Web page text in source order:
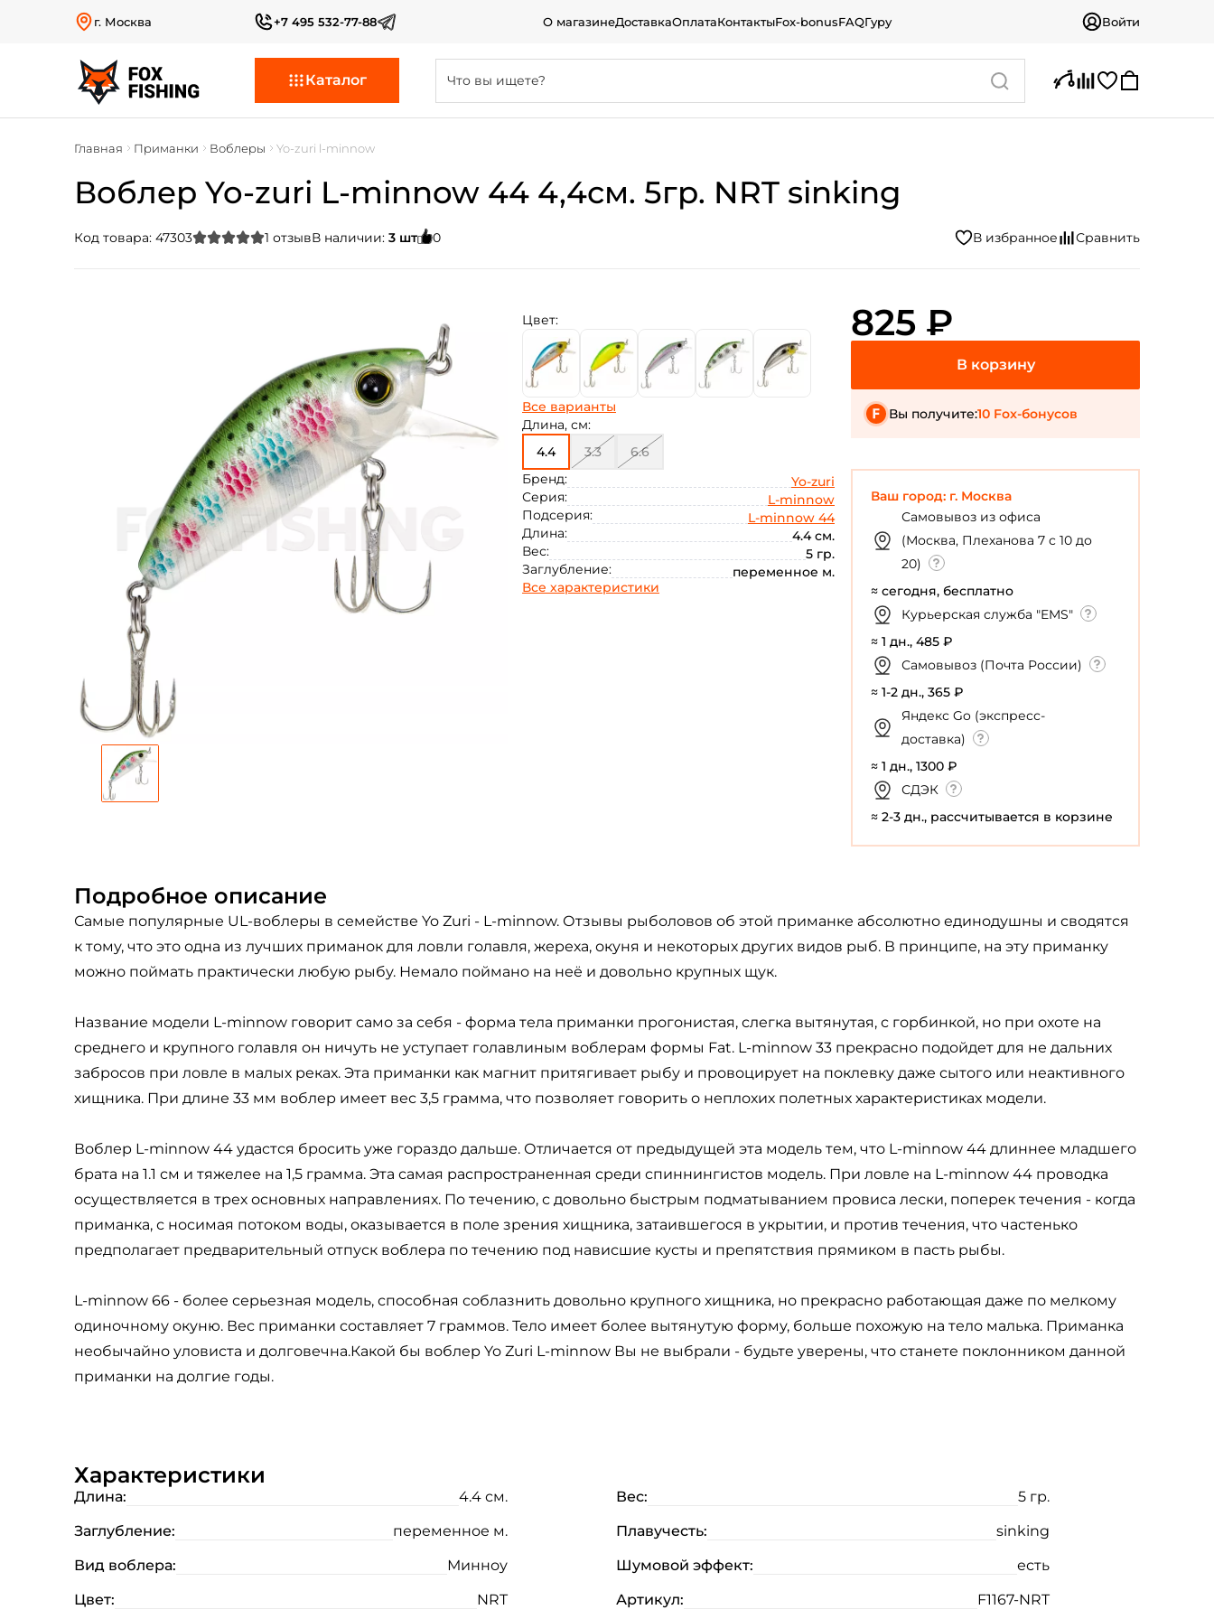
г. Москва +7 495 532-77-88 О магазинеДоставкаОплатаКонтактыFox-bonusFAQГуру Войти
Каталог
Главная Приманки Воблеры Yo-zuri l-minnow
Воблер Yo-zuri L-minnow 44 4,4см. 5гр. NRT sinking
Код товара: 47303 1 отзывВ наличии: 3 шт 0
Цвет:
Все варианты
Длина, см:
4.4
3.3
6.6
Бренд:
Yo-zuri
Серия:
L-minnow
Подсерия:
L-minnow 44
Длина:
4.4 см.
Вес:
5 гр.
Заглубление:
переменное м.
Все характеристики
825 ₽
Вы получите:10 Fox-бонусов
Ваш город: г. Москва
Самовывоз из офиса
(Москва, Плеханова 7 с 10 до
20)
≈ сегодня, бесплатно
Курьерская служба "EMS"
≈ 1 дн., 485 ₽
Самовывоз (Почта России)
≈ 1-2 дн., 365 ₽
Яндекс Go (экспресс-
доставка)
≈ 1 дн., 1300 ₽
СДЭК
≈ 2-3 дн., рассчитывается в корзине
Подробное описание
Самые популярные UL-воблеры в семействе Yo Zuri - L-minnow. Отзывы рыболовов об этой приманке абсолютно единодушны и сводятся
к тому, что это одна из лучших приманок для ловли голавля, жереха, окуня и некоторых других видов рыб. В принципе, на эту приманку
можно поймать практически любую рыбу. Немало поймано на неё и довольно крупных щук.
Название модели L-minnow говорит само за себя - форма тела приманки прогонистая, слегка вытянутая, с горбинкой, но при охоте на
среднего и крупного голавля он ничуть не уступает голавлиным воблерам формы Fat. L-minnow 33 прекрасно подойдет для не дальних
забросов при ловле в малых реках. Эта приманки как магнит притягивает рыбу и провоцирует на поклевку даже сытого или неактивного
хищника. При длине 33 мм воблер имеет вес 3,5 грамма, что позволяет говорить о неплохих полетных характеристиках модели.
Воблер L-minnow 44 удастся бросить уже гораздо дальше. Отличается от предыдущей эта модель тем, что L-minnow 44 длиннее младшего
брата на 1.1 см и тяжелее на 1,5 грамма. Эта самая распространенная среди спиннингистов модель. При ловле на L-minnow 44 проводка
осуществляется в трех основных направлениях. По течению, с довольно быстрым подматыванием провиса лески, поперек течения - когда
приманка, с носимая потоком воды, оказывается в поле зрения хищника, затаившегося в укрытии, и против течения, что частенько
предполагает предварительный отпуск воблера по течению под нависшие кусты и препятствия прямиком в пасть рыбы.
L-minnow 66 - более серьезная модель, способная соблазнить довольно крупного хищника, но прекрасно работающая даже по мелкому
одиночному окуню. Вес приманки составляет 7 граммов. Тело имеет более вытянутую форму, больше похожую на тело малька. Приманка
необычайно уловиста и долговечна.Какой бы воблер Yo Zuri L-minnow Вы не выбрали - будьте уверены, что станете поклонником данной
приманки на долгие годы.
Характеристики
Длина: 4.4 см. Вес:
5 гр.
Заглубление:
переменное м. Плавучесть:
sinking
Вид воблера:
Минноу Шумовой эффект:
есть
Цвет:
NRT Артикул: F1167-NRT